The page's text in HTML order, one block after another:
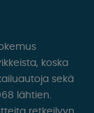
koska
sekä
lähtien.